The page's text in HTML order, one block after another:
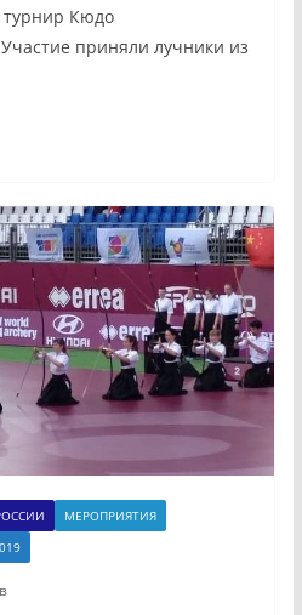
турнир Кюдо
приняли лучники из
МЕРОПРИЯТИЯ